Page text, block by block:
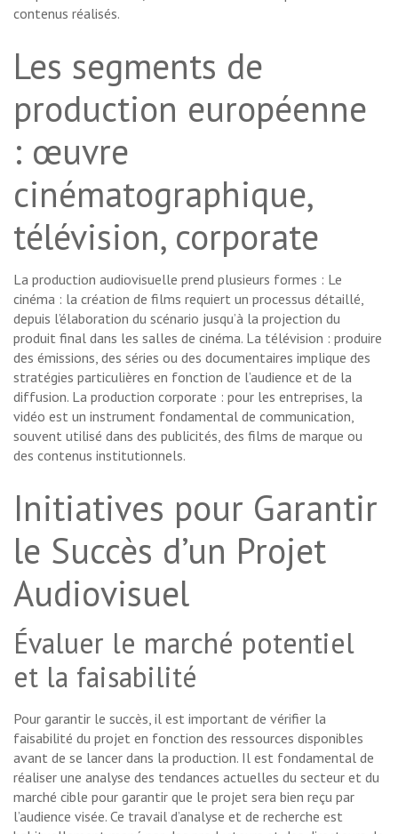
contenus réalisés.
Les segments de
production européenne
: œuvre
cinématographique,
télévision, corporate
La production audiovisuelle prend plusieurs formes : Le
cinéma : la création de films requiert un processus détaillé,
depuis l’élaboration du scénario jusqu’à la projection du
produit final dans les salles de cinéma. La télévision : produire
des émissions, des séries ou des documentaires implique des
stratégies particulières en fonction de l’audience et de la
diffusion. La production corporate : pour les entreprises, la
vidéo est un instrument fondamental de communication,
souvent utilisé dans des publicités, des films de marque ou
des contenus institutionnels.
Initiatives pour Garantir
le Succès d’un Projet
Audiovisuel
Évaluer le marché potentiel
et la faisabilité
Pour garantir le succès, il est important de vérifier la
faisabilité du projet en fonction des ressources disponibles
avant de se lancer dans la production. Il est fondamental de
réaliser une analyse des tendances actuelles du secteur et du
marché cible pour garantir que le projet sera bien reçu par
l’audience visée. Ce travail d’analyse et de recherche est